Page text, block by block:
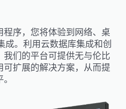
序，您将体验到网络、桌
成。利用云数据库集成和创
们的平台可提供无与伦比
可扩展的解决方案，从而提